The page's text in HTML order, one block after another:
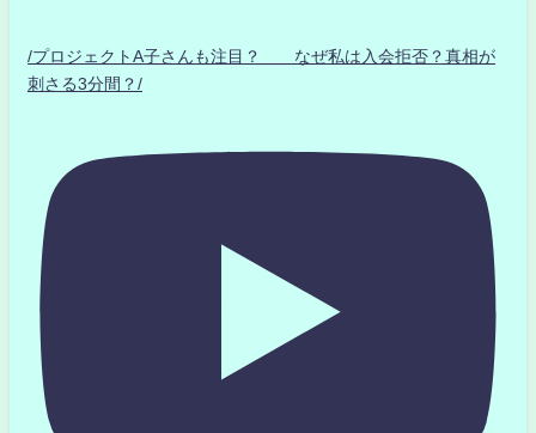
/プロジェクトA子さんも注目？ なぜ私は入会拒否？真相が
刺さる3分間？/